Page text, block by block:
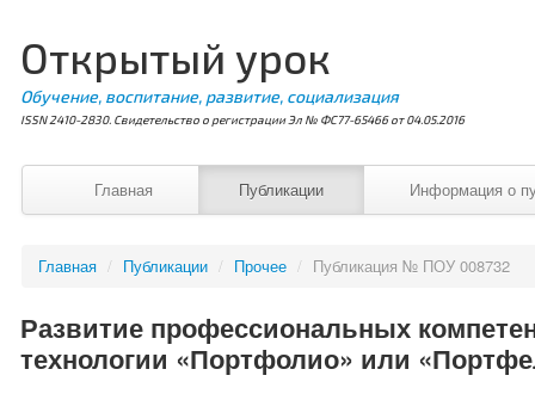
Открытый урок
Обучение, воспитание, развитие, социализация
ISSN 2410-2830. Свидетельство о регистрации Эл № ФС77-65466 от 04.05.2016
Главная Публикации Информация о
Главная / Публикации / Прочее / Публикация № ПОУ 008732
Развитие профессиональных
технологии «Портфолио» или